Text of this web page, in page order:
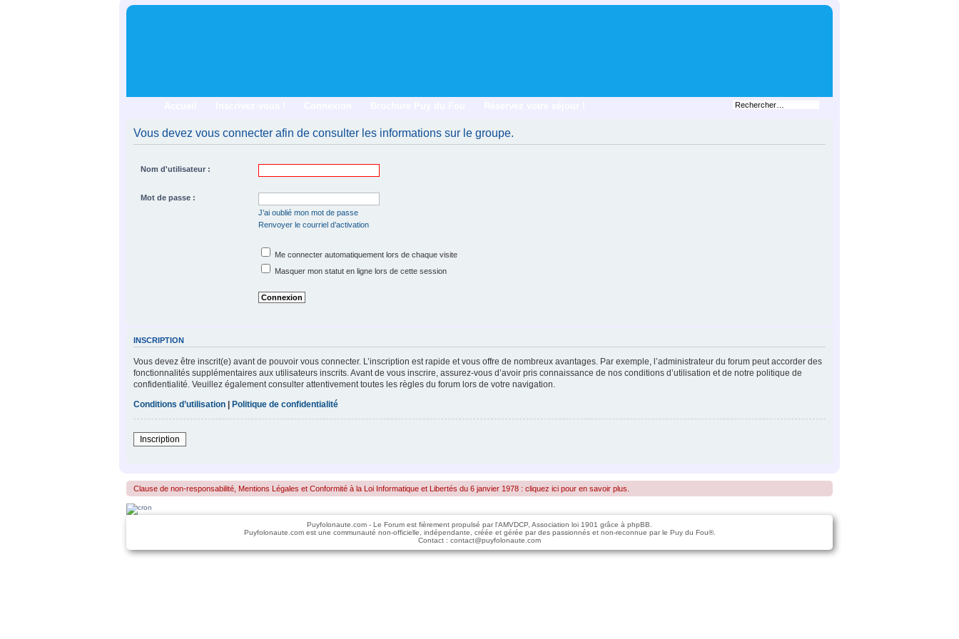
Vous devez vous connecter afin de consulter les informations sur le groupe.
Nom d'utilisateur :
Mot de passe :
J’ai oublié mon mot de passe
Renvoyer le courriel d’activation
Me connecter automatiquement lors de chaque visite
Masquer mon statut en ligne lors de cette session
INSCRIPTION
Vous devez être inscrit(e) avant de pouvoir vous connecter. L’inscription est rapide et vous offre de nombreux avantages. Par exemple, l’administrateur du forum peut accorder des
fonctionnalités supplémentaires aux utilisateurs inscrits. Avant de vous inscrire, assurez-vous d’avoir pris connaissance de nos conditions d’utilisation et de notre politique de
confidentialité. Veuillez également consulter attentivement toutes les règles du forum lors de votre navigation.
Conditions d’utilisation
Politique de confidentialité
Inscription
Clause de non-responsabilité, Mentions Légales et Conformité à la Loi Informatique et Libertés du 6 janvier 1978 : cliquez ici pour en savoir plus.
Puyfolonaute.com - Le Forum est fièrement propulsé par l'AMVDCP, Association loi 1901 grâce à phpBB.
Puyfolonaute.com est une communauté non-officielle, indépendante, créée et gérée par des passionnés et non-reconnue par le Puy du Fou®.
Contact : contact@puyfolonaute.com